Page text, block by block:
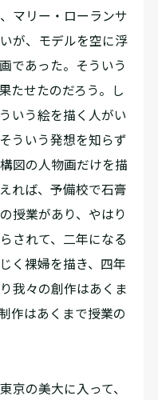
マリー・ローランサ
が、モデルを空に浮
であった。そういう
たせたのだろう。し
いう絵を描く人がい
ういう発想を知らず
図の人物画だけを描
れば、予備校で石膏
授業があり、やはり
されて、二年になる
く裸婦を描き、四年
我々の創作はあくま
作はあくまで授業の
京の美大に入って、